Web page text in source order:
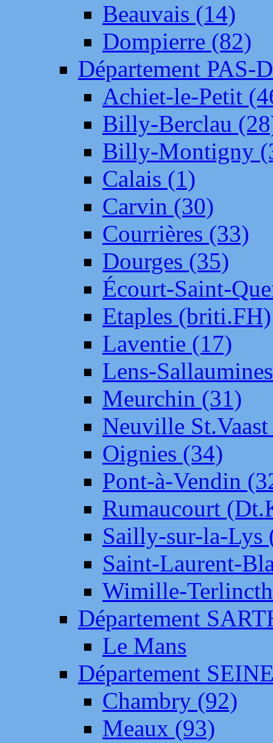
Beauvais (14)
Dompierre (82)
Département PAS-
Achiet-le-Petit
Billy-Berclau
Billy-Montigny
Calais (1)
Carvin (30)
Courrières (33)
Dourges (35)
Écourt-Saint-
Etaples (briti.FH)
Laventie (17)
Lens-
Meurchin (31)
Neuville
Oignies (34)
Pont-à-Vendin
Rumaucourt
Sailly-sur-la-Lys
Saint-Laurent-
Wimille-
Département
Le Mans
Département
Chambry (92)
Meaux (93)